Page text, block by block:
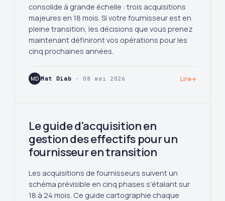
consolide à grande échelle : trois acquisitions
majeures en 18 mois. Si votre fournisseur est en
pleine transition, les décisions que vous prenez
maintenant définiront vos opérations pour les
cinq prochaines années.
MD Mat Diab · 08 mai 2026 Lire→
Le guide d'acquisition en
gestion des effectifs pour un
fournisseur en transition
Les acquisitions de fournisseurs suivent un
schéma prévisible en cinq phases s'étalant sur
18 à 24 mois. Ce guide cartographie chaque